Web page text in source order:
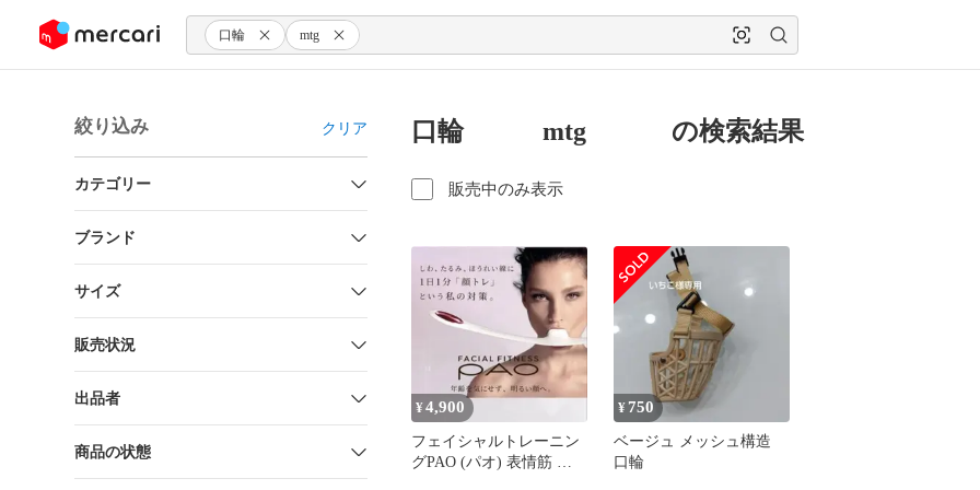
ツにスキップ 口輪 mtg
絞り込み クリア
カテゴリー
ブランド
サイズ
販売状況
出品者
商品の状態
口輪 mtg の検索結果
販売中のみ表示
¥4,900
フェイシャルトレーニン
グPAO (パオ) 表情筋 た
¥ 750
ベージュ メッシュ構造
口輪